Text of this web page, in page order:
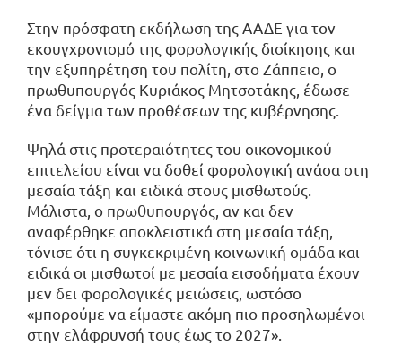
Στην πρόσφατη εκδήλωση της ΑΑΔΕ για τον
εκσυγχρονισμό της φορολογικής διοίκησης και
την εξυπηρέτηση του πολίτη, στο Ζάππειο, ο
πρωθυπουργός Κυριάκος Μητσοτάκης, έδωσε
ένα δείγμα των προθέσεων της κυβέρνησης.
Ψηλά στις προτεραιότητες του οικονομικού
επιτελείου είναι να δοθεί φορολογική ανάσα στη
μεσαία τάξη και ειδικά στους μισθωτούς.
Μάλιστα, ο πρωθυπουργός, αν και δεν
αναφέρθηκε αποκλειστικά στη μεσαία τάξη,
τόνισε ότι η συγκεκριμένη κοινωνική ομάδα και
ειδικά οι μισθωτοί με μεσαία εισοδήματα έχουν
μεν δει φορολογικές μειώσεις, ωστόσο
«μπορούμε να είμαστε ακόμη πιο προσηλωμένοι
στην ελάφρυνσή τους έως το 2027».